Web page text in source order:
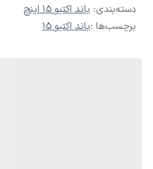
می‌کند و نصب و راه‌اندازی آسانی دارد.
دسته‌بندی: باند اکتیو ۱۵ اینچ
برچسب‌ها :باند اکتیو ۱۵